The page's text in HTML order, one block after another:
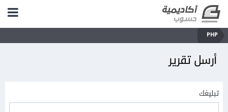
PHP
أرسل تقرير
تبليغك